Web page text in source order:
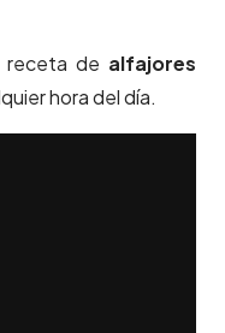
receta de alfajores
hora del día.